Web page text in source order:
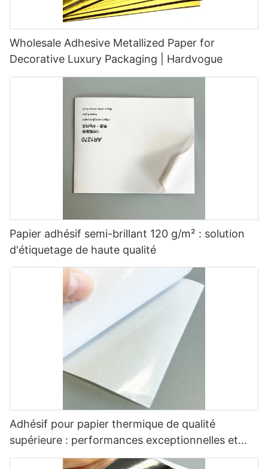
Wholesale Adhesive Metallized Paper for
Decorative Luxury Packaging | Hardvogue
Papier adhésif semi-brillant 120 g/m² : solution
d'étiquetage de haute qualité
Adhésif pour papier thermique de qualité
supérieure : performances exceptionnelles et
polyvalentes